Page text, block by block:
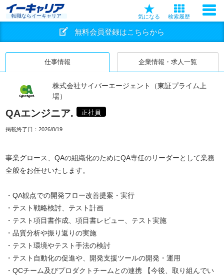
転職ならイーキャリア 気になる 検索履歴
無料会員登録はこちらから
仕事情報 企業情報・求人一覧
株式会社サイバーエージェント（東証プライム上
場）
QAエンジニア. 正社員
掲載終了日： 2026/8/19
事業グロース、QAの組織化のためにQA専任のリーダーとして業務
全般をお任せいたします。
・QA観点での開発フロー改善提案・実行
・テスト戦略検討、テスト計画
・テスト項目書作成、項目書レビュー、テスト実施
・品質分析や振り返りの実施
・テスト環境やテスト手法の検討
・テスト自動化の促進や、開発支援ツールの開発・運用
・QCチーム及びプロダクトチームとの連携 【今後、取り組んでい